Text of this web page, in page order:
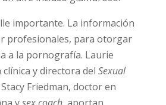
importante. La
avalada por profesionales,
y ciencia a la
Betito, psicóloga clínica y
Wellness Center
y Stacy